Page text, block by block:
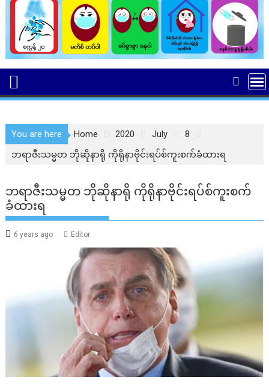
You are here Home 2020 July
8
ဘရာဇီးသမ္မတ ဘိုဆိုနာရို ကိုရိုနာဗိုင်းရပ်စ်ကူးစက်ခံထားရ
ဘရာဇီးသမ္မတ ဘိုဆိုနာရို ကိုရိုနာဗိုင်းရပ်စ်ကူးစက်
ခံထားရ
6 years ago Editor